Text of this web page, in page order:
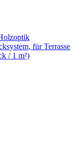
für Terrasse
/ 1 m²)